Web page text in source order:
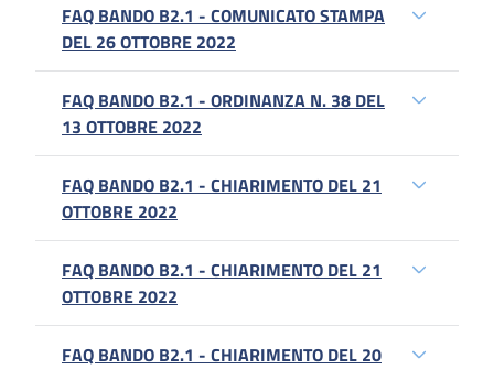
FAQ BANDO B2.1 - COMUNICATO STAMPA
DEL 26 OTTOBRE 2022
FAQ BANDO B2.1 - ORDINANZA N. 38 DEL
13 OTTOBRE 2022
FAQ BANDO B2.1 - CHIARIMENTO DEL 21
OTTOBRE 2022
FAQ BANDO B2.1 - CHIARIMENTO DEL 21
OTTOBRE 2022
FAQ BANDO B2.1 - CHIARIMENTO DEL 20